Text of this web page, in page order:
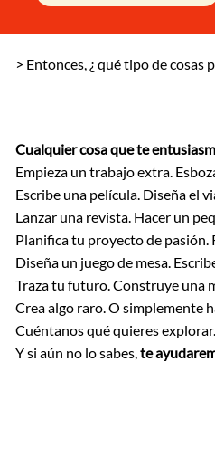
> Entonces, ¿ qué tipo de cosas
Cualquier cosa que te
Empieza un trabajo extra.
Escribe una película. Diseña el
Lanzar una revista. Hacer un
Planifica tu proyecto de
Diseña un juego de mesa.
Traza tu futuro. Construye una
Crea algo raro. O simplemente
Cuéntanos qué quieres explorar.
Y si aún no lo sabes,te